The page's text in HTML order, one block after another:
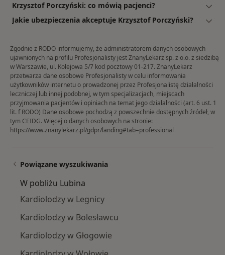
Krzysztof Porczyński: co mówią pacjenci?
Jakie ubezpieczenia akceptuje Krzysztof Porczyński?
Zgodnie z RODO informujemy, że administratorem danych osobowych
ujawnionych na profilu Profesjonalisty jest ZnanyLekarz sp. z o.o. z siedzibą
w Warszawie, ul. Kolejowa 5/7 kod pocztowy 01-217. ZnanyLekarz
przetwarza dane osobowe Profesjonalisty w celu informowania
użytkowników internetu o prowadzonej przez Profesjonalistę działalności
leczniczej lub innej podobnej, w tym specjalizacjach, miejscach
przyjmowania pacjentów i opiniach na temat jego działalności (art. 6 ust. 1
lit. f RODO) Dane osobowe pochodzą z powszechnie dostępnych źródeł, w
tym CEIDG. Więcej o danych osobowych na stronie:
https://www.znanylekarz.pl/gdpr/landing#tab=professional
Powiązane wyszukiwania
W pobliżu Lubina
Kardiolodzy w Legnicy
Kardiolodzy w Bolesławcu
Kardiolodzy w Głogowie